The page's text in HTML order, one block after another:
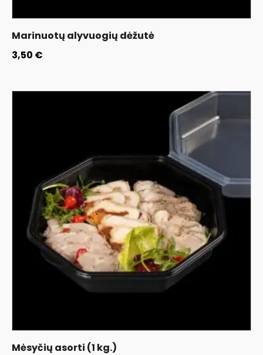
Marinuotų alyvuogių dėžutė
3,50 €
Mėsyčių asorti (1 kg.)